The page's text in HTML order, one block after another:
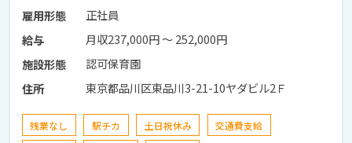
雇用形態
正社員
給与
月収237,000円 〜 252,000円
施設形態
認可保育園
住所
東京都品川区東品川3-21-10ヤダビル2Ｆ
残業なし 駅チカ 土日祝休み
交通費支給